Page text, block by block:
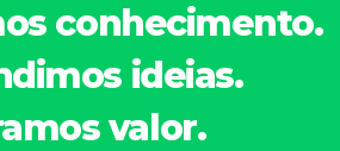
conhecimento.
ideias.
valor.